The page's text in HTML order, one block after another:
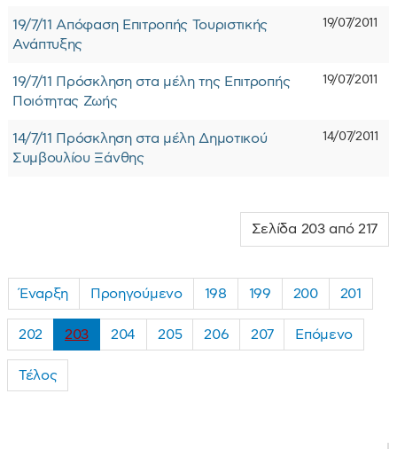
19/7/11 Απόφαση Επιτροπής Τουριστικής
Ανάπτυξης
19/07/2011
19/7/11 Πρόσκληση στα μέλη της Επιτροπής
Ποιότητας Ζωής
19/07/2011
14/7/11 Πρόσκληση στα μέλη Δημοτικού
Συμβουλίου Ξάνθης
14/07/2011
Σελίδα 203 από 217
Έναρξη Προηγούμενο 198 199 200 201
202 203 204 205 206 207 Επόμενο
Τέλος